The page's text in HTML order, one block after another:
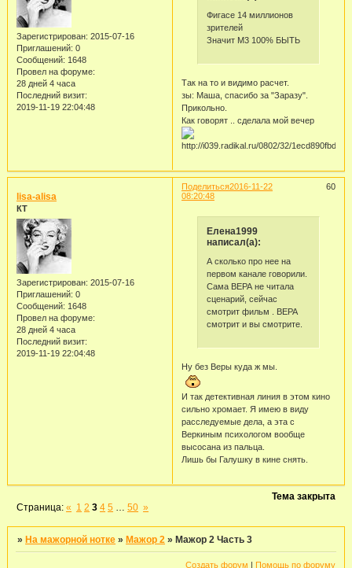
Зарегистрирован: 2015-07-16
Приглашений: 0
Сообщений: 1648
Провел на форуме:
28 дней 4 часа
Последний визит:
2019-11-19 22:04:48
Фигасе 14 миллионов
зрителей
Значит М3 100% БЫТЬ
Так на то и видимо расчет.
зы: Маша, спасибо за "Заразу".
Прикольно.
Как говорят .. сделала мой вечер
Поделиться 60
2016-11-22
08:20:48
lisa-alisa
КТ
Зарегистрирован: 2015-07-16
Приглашений: 0
Сообщений: 1648
Провел на форуме:
28 дней 4 часа
Последний визит:
2019-11-19 22:04:48
Елена1999
написал(а):
А сколько про нее на
первом канале говорили.
Сама ВЕРА не читала
сценарий, сейчас
смотрит фильм . ВЕРА
смотрит и вы смотрите.
Ну без Веры куда ж мы.
И так детективная линия в этом кино
сильно хромает. Я имею в виду
расследуемые дела, а эта с
Веркиным психологом вообще
высосана из пальца.
Лишь бы Галушку в кине снять.
Тема закрыта
Страница:« 1 2 3 4 5 50 »
» На мажорной нотке » Мажор 2 » Мажор 2 Часть 3
Создать форум | Помощь по форуму